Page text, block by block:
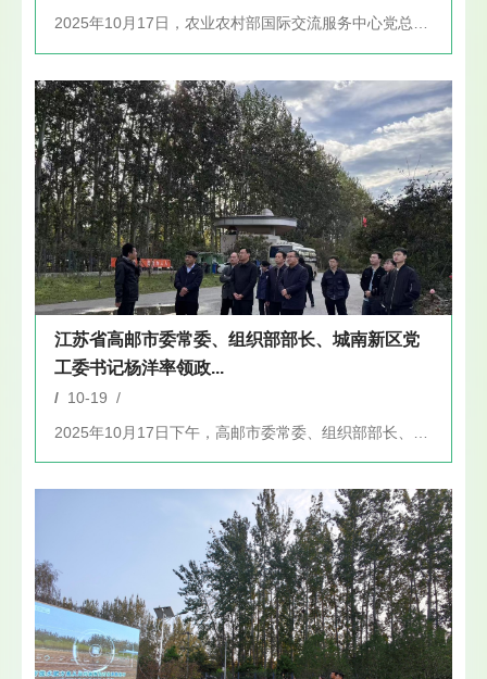
2025年10月17日，农业农村部国际交流服务中心党总支委员...
江苏省高邮市委常委、组织部部长、城南新区党
工委书记杨洋率领政...
/ 10-19 /